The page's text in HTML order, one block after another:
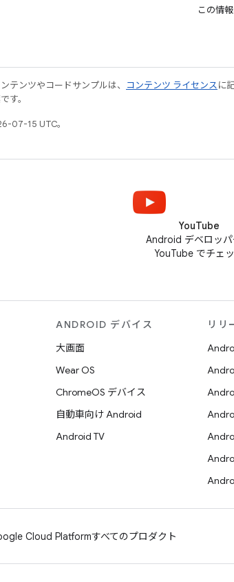
この情
テンツやコードサンプルは、 コンテンツ ライセンスに
す。
07-15 UTC。
YouTube
Android デベロッパ
YouTube でチェ
ANDROID デバイス
大画面
Wear OS
ChromeOS デバイス
自動車向け Android
Android TV
リリ
Cloud Platformすべてのプロダクト